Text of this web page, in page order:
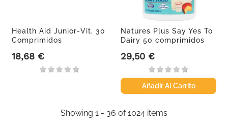
Health Aid Junior-Vit, 30
Comprimidos
Precio
18,68 €
Natures Plus Say Yes To
Dairy 50 comprimidos
Precio
29,50 €
Añadir Al Carrito
Showing 1 - 36 of 1024 items